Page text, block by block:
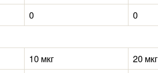
0
0
10 мкг
20 мкг